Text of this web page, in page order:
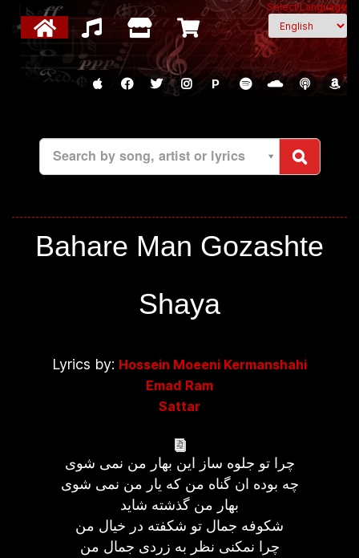
Select Language
P
Search by song, artist or lyrics
Bahare Man Gozashte
Shaya
Lyrics by: Hossein Moeeni Kermanshahi
Emad Ram
Sattar
چرا تو جلوه ساز این بهار من نمی شوی
چه بوده ان گناه من که یار من نمی شوی
بهار من گذشته شاید
شکوفه جمال تو شکفته در خیال من
چرا نمکنی نظر به زردی جمال من